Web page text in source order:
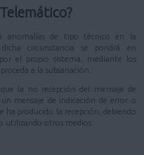
anomalías de tipo técnico en la
circunstancia se pondrá en
el propio sistema, mediante los
a la subsanación.
que la no recepción del mensaje de
mensaje de indicación de error o
ha producido la recepción, debiendo
utilizando otros medios.